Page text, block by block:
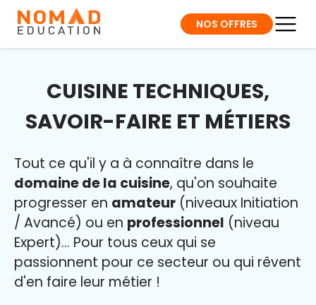
NOS OFFRES
CUISINE TECHNIQUES,
SAVOIR-FAIRE ET MÉTIERS
Tout ce qu'il y a à connaître dans le
domaine de la cuisine, qu'on souhaite
progresser en amateur (niveaux Initiation
/ Avancé) ou en professionnel (niveau
Expert)... Pour tous ceux qui se
passionnent pour ce secteur ou qui rêvent
d'en faire leur métier !